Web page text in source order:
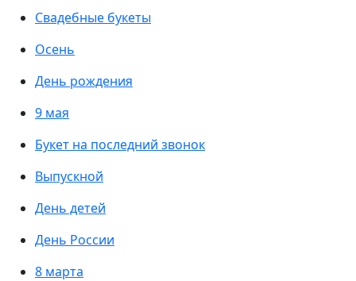
Свадебные букеты
Осень
День рождения
9 мая
Букет на последний звонок
Выпускной
День детей
День России
8 марта